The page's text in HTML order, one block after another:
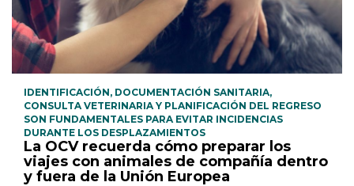
IDENTIFICACIÓN, DOCUMENTACIÓN SANITARIA,
CONSULTA VETERINARIA Y PLANIFICACIÓN DEL REGRESO
SON FUNDAMENTALES PARA EVITAR INCIDENCIAS
DURANTE LOS DESPLAZAMIENTOS
La OCV recuerda cómo preparar los
viajes con animales de compañía dentro
y fuera de la Unión Europea